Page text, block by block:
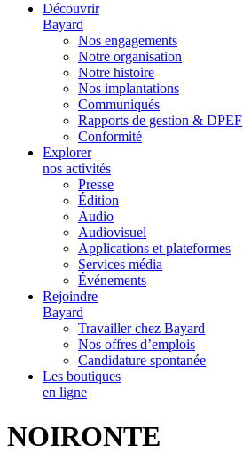
Découvrir
Bayard
Nos engagements
Notre organisation
Notre histoire
Nos implantations
Communiqués
Rapports de gestion & DPEF
Conformité
Explorer
nos activités
Presse
Édition
Audio
Audiovisuel
Applications et plateformes
Services média
Événements
Rejoindre
Bayard
Travailler chez Bayard
Nos offres d’emplois
Candidature spontanée
Les boutiques
en ligne
NOIRONTE